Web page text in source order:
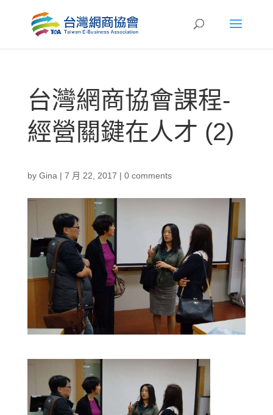
台灣網商協會課程-
經營關鍵在人才 (2)
by Gina | 7 月 22, 2017 | 0 comments